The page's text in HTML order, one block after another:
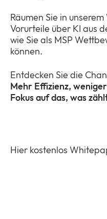
Räumen Sie in
Vorurteile über KI aus
wie Sie als MSP
können.
Entdecken Sie die
Mehr Effizienz,
Fokus auf das, was
Hier kostenlos